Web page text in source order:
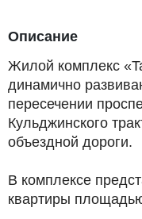
Описание
Жилой комплекс
динамично
пересечении
Кульджинского
объездной дороги.
В комплексе
квартиры